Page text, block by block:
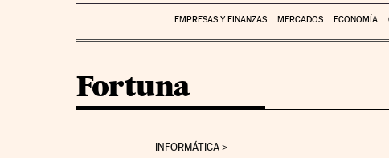
EMPRESAS Y FINANZAS MERCADOS ECONOMÍA
Fortuna
INFORMÁTICA